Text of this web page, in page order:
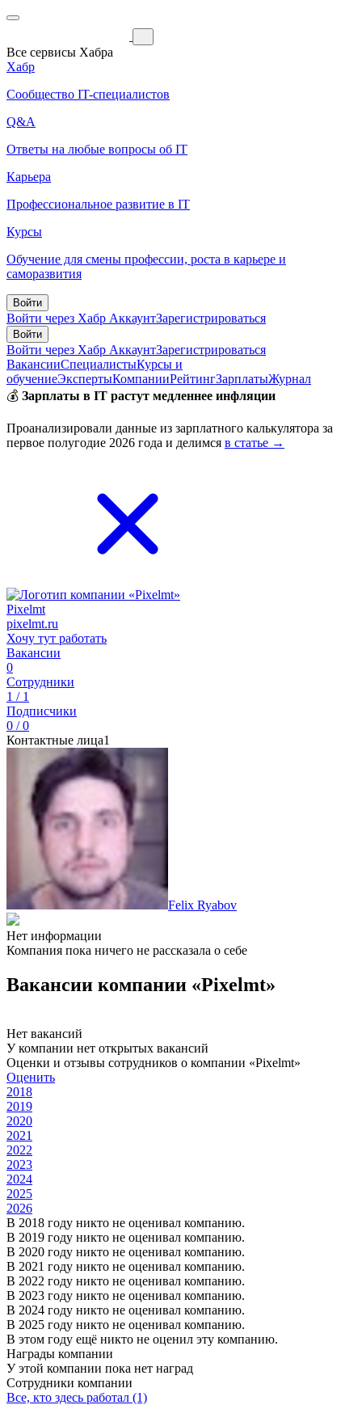
Все сервисы Хабра
Хабр
Сообщество IT-специалистов
Q&A
Ответы на любые вопросы об IT
Карьера
Профессиональное развитие в IT
Курсы
Обучение для смены профессии, роста в карьере и
саморазвития
Войти
Войти через Хабр АккаунтЗарегистрироваться
Войти
Войти через Хабр АккаунтЗарегистрироваться
ВакансииСпециалистыКурсы и
обучениеЭкспертыКомпанииРейтингЗарплатыЖурнал
💰 Зарплаты в IT растут медленнее инфляции
Проанализировали данные из зарплатного калькулятора за
первое полугодие 2026 года и делимся в статье →
Pixelmt
pixelmt.ru
Хочу тут работать
Вакансии
0
Сотрудники
1 / 1
Подписчики
0 / 0
Контактные лица1
Felix Ryabov
Нет информации
Компания пока ничего не рассказала о себе
Вакансии компании «Pixelmt»
Нет вакансий
У компании нет открытых вакансий
Оценки и отзывы сотрудников о компании «Pixelmt»
Оценить
2018
2019
2020
2021
2022
2023
2024
2025
2026
В 2018 году никто не оценивал компанию.
В 2019 году никто не оценивал компанию.
В 2020 году никто не оценивал компанию.
В 2021 году никто не оценивал компанию.
В 2022 году никто не оценивал компанию.
В 2023 году никто не оценивал компанию.
В 2024 году никто не оценивал компанию.
В 2025 году никто не оценивал компанию.
В этом году ещё никто не оценил эту компанию.
Награды компании
У этой компании пока нет наград
Сотрудники компании
Все, кто здесь работал (1)